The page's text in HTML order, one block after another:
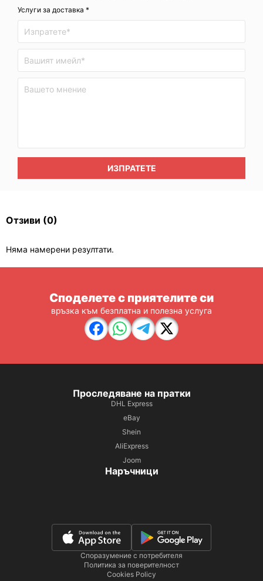
Услуги за доставка *
ИЗПРАТЕТЕ
Отзиви (0)
Няма намерени резултати.
Споделете с приятелите си
връзка към безплатна и полезна услуга
Проследяване на пратки
DHL Express
eBay
Shein
AliExpress
Joom
Наръчници
Споразумение с потребителя
Политика за поверителност
Cookies Policy